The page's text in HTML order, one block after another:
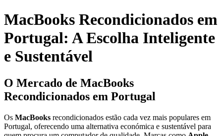
MacBooks Recondicionados em
Portugal: A Escolha Inteligente
e Sustentável
O Mercado de MacBooks
Recondicionados em Portugal
Os MacBooks recondicionados estão cada vez mais populares em
Portugal, oferecendo uma alternativa económica e sustentável para